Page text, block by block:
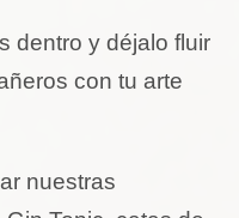
dentro y déjalo fluir
con tu arte
nuestras